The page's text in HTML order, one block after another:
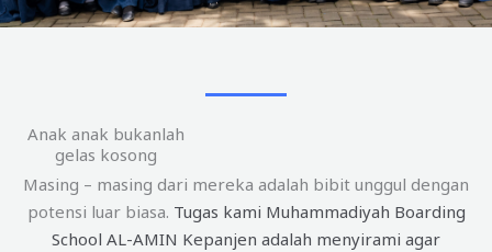
Anak anak bukanlah
gelas kosong
Masing – masing dari mereka adalah bibit unggul dengan
potensi luar biasa. Tugas kami Muhammadiyah Boarding
School AL-AMIN Kepanjen adalah menyirami agar